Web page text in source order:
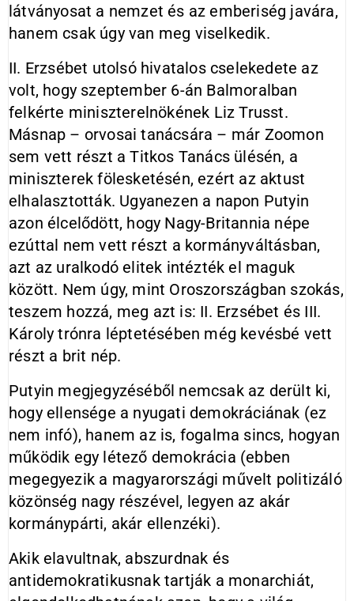
látványosat a nemzet és az emberiség javára,
hanem csak úgy van meg viselkedik.
II. Erzsébet utolsó hivatalos cselekedete az
volt, hogy szeptember 6-án Balmoralban
felkérte miniszterelnökének Liz Trusst.
Másnap – orvosai tanácsára – már Zoomon
sem vett részt a Titkos Tanács ülésén, a
miniszterek fölesketésén, ezért az aktust
elhalasztották. Ugyanezen a napon Putyin
azon élcelődött, hogy Nagy-Britannia népe
ezúttal nem vett részt a kormányváltásban,
azt az uralkodó elitek intézték el maguk
között. Nem úgy, mint Oroszországban szokás,
teszem hozzá, meg azt is: II. Erzsébet és III.
Károly trónra léptetésében még kevésbé vett
részt a brit nép.
Putyin megjegyzéséből nemcsak az derült ki,
hogy ellensége a nyugati demokráciának (ez
nem infó), hanem az is, fogalma sincs, hogyan
működik egy létező demokrácia (ebben
megegyezik a magyarországi művelt politizáló
közönség nagy részével, legyen az akár
kormánypárti, akár ellenzéki).
Akik elavultnak, abszurdnak és
antidemokratikusnak tartják a monarchiát,